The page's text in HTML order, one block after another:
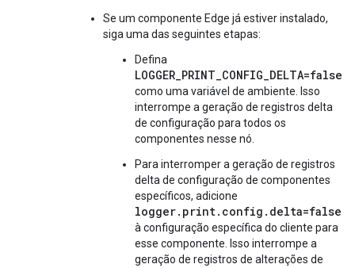
Se um componente Edge já estiver instalado,
siga uma das seguintes etapas:
Defina
LOGGER_PRINT_CONFIG_DELTA=false
como uma variável de ambiente. Isso
interrompe a geração de registros delta
de configuração para todos os
componentes nesse nó.
Para interromper a geração de registros
delta de configuração de componentes
específicos, adicione
logger.print.config.delta=false
à configuração específica do cliente para
esse componente. Isso interrompe a
geração de registros de alterações de